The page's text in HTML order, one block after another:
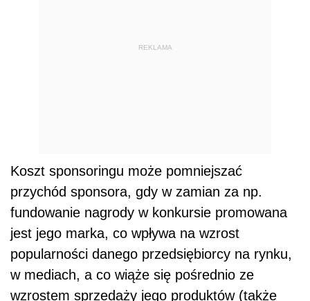
REKLAMA
Koszt sponsoringu może pomniejszać
przychód sponsora, gdy w zamian za np.
fundowanie nagrody w konkursie promowana
jest jego marka, co wpływa na wzrost
popularności danego przedsiębiorcy na rynku,
w mediach, a co wiąże się pośrednio ze
wzrostem sprzedaży jego produktów (także